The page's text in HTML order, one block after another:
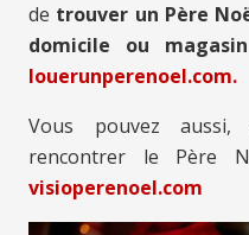
de trouver un Père
domicile ou magasin
louerunperenoel.com.
Vous pouvez aussi,
rencontrer le Père
visioperenoel.com